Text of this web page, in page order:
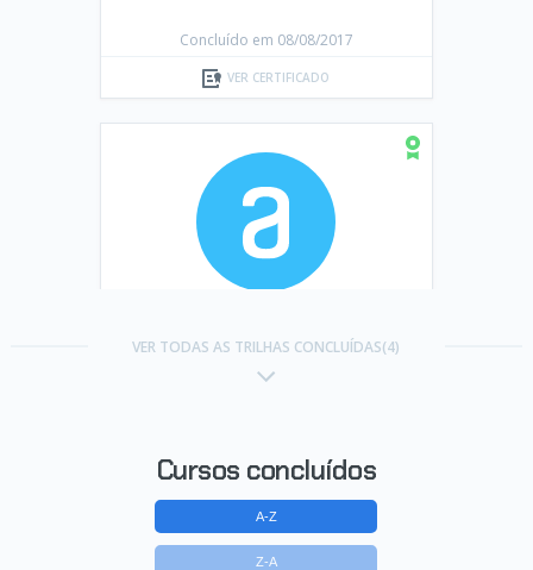
Concluído em 08/08/2017
VER CERTIFICADO
VER TODAS AS TRILHAS CONCLUÍDAS(4)
Cursos concluídos
A-Z
Z-A